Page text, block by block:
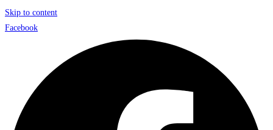
Skip to content
Facebook